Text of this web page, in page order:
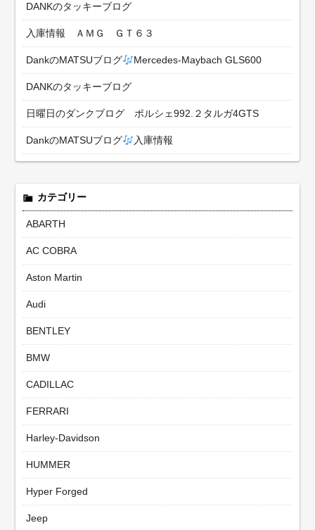
DANKのタッキーブログ
入庫情報 ＡＭＧ ＧＴ６３
DankのMATSUブログ Mercedes-Maybach GLS600
DANKのタッキーブログ
日曜日のダンクブログ ポルシェ992.２タルガ4GTS
DankのMATSUブログ 入庫情報
カテゴリー
ABARTH
AC COBRA
Aston Martin
Audi
BENTLEY
BMW
CADILLAC
FERRARI
Harley-Davidson
HUMMER
Hyper Forged
Jeep